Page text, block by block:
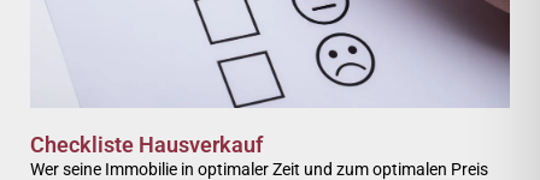
Checkliste Hausverkauf
Wer seine Immobilie in optimaler Zeit und zum optimalen Preis